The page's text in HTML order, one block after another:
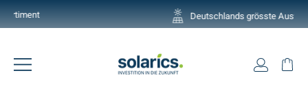
Direkt
zum
Pause
Deutschlands grösste Auswahl
Seitennavigation